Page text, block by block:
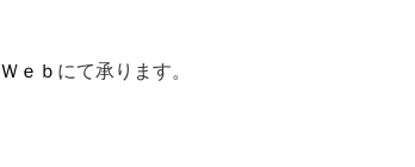
Ｗｅｂ にて承ります。